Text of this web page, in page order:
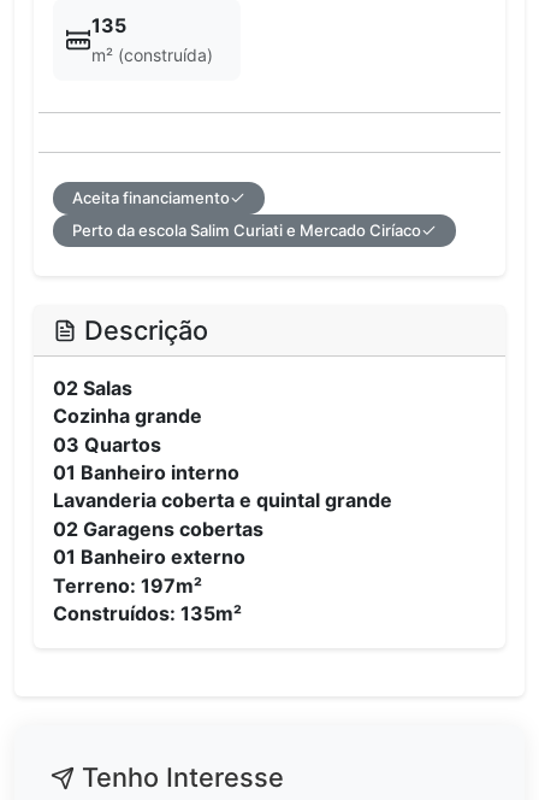
135
m² (construída)
Aceita financiamento
Perto da escola Salim Curiati e Mercado Ciríaco
Descrição
02 Salas
Cozinha grande
03 Quartos
01 Banheiro interno
Lavanderia coberta e quintal grande
02 Garagens cobertas
01 Banheiro externo
Terreno: 197m²
Construídos: 135m²
Tenho Interesse